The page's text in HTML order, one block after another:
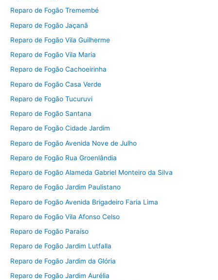
Reparo de Fogão Tremembé
Reparo de Fogão Jaçanã
Reparo de Fogão Vila Guilherme
Reparo de Fogão Vila Maria
Reparo de Fogão Cachoeirinha
Reparo de Fogão Casa Verde
Reparo de Fogão Tucuruvi
Reparo de Fogão Santana
Reparo de Fogão Cidade Jardim
Reparo de Fogão Avenida Nove de Julho
Reparo de Fogão Rua Groenlândia
Reparo de Fogão Alameda Gabriel Monteiro da Silva
Reparo de Fogão Jardim Paulistano
Reparo de Fogão Avenida Brigadeiro Faria Lima
Reparo de Fogão Vila Afonso Celso
Reparo de Fogão Paraíso
Reparo de Fogão Jardim Lutfalla
Reparo de Fogão Jardim da Glória
Reparo de Fogão Jardim Aurélia